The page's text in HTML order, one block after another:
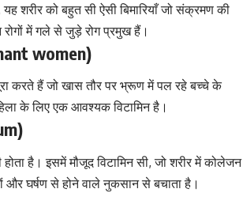
शरीर को बहुत सी ऐसी बिमारियाँ जो संक्रमण की
में गले से जुड़े रोग प्रमुख हैं।
women)
करते हैं जो खास तौर पर भ्रूण में पल रहे बच्चे के
के लिए एक आवश्यक विटामिन है।
है । इसमें मौजूद विटामिन सी, जो शरीर में कोलेजन
घर्षण से होने वाले नुकसान से बचाता है।